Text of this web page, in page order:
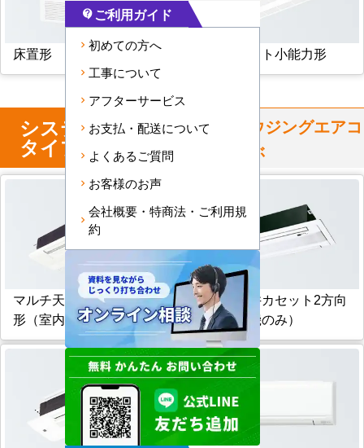
床置形 天井カセット小能力形
システムマルチ
タイプ
からハウジングエアコ
ンを選ぶ
マルチ天井カセット1方向
形（室内機のみ）
マルチ天井カセット2方向
形（室内機のみ）
contact_support ご利用ガイド
初めての方へ
工事について
アフターサービス
お支払・配送について
よくあるご質問
お客様のお声
会社概要・特商法・ご利用規
約